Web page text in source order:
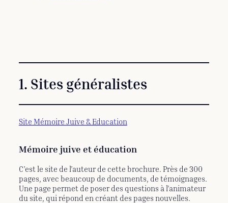
1. Sites généralistes
Site Mémoire Juive & Education
Mémoire juive et éducation
C’est le site de l’auteur de cette brochure. Près de 300
pages, avec beaucoup de documents, de témoignages.
Une page permet de poser des questions à l’animateur
du site, qui répond en créant des pages nouvelles.